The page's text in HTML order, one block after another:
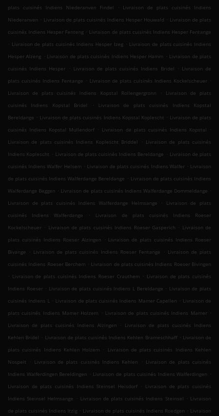
plats cuisinés Indiens Niederanven Findel
. Livraison de plats cuisinés Indiens
Niederanven . Livraison de plats cuisinés Indiens Hesper Houwald . Livraison de plats
cuisinés Indiens Hesper Fenteng . Livraison de plats cuisinés Indiens Hesper Fentange
. Livraison de plats cuisinés Indiens Hesper Izeg . Livraison de plats cuisinés Indiens
Hesper Alzeng . Livraison de plats cuisinés Indiens Hesper Hamm . Livraison de plats
cuisinés Indiens Hesper
. Livraison de plats cuisinés Indiens Bridel . Livraison de
plats cuisinés Indiens Fentange . Livraison de plats cuisinés Indiens Kockelscheuer .
Livraison de plats cuisinés Indiens Kopstal Rollengergronn
.
Livraison de plats
cuisinés Indiens Kopstal Bridel
.
Livraison de plats cuisinés Indiens Kopstal
Bereldange . Livraison de plats cuisinés Indiens Kopstal Koplescht . Livraison de plats
cuisinés Indiens Kopstal Mullendorf . Livraison de plats cuisinés Indiens Kopstal
.
Livraison de plats cuisinés Indiens Koplescht Briddel
. Livraison de plats cuisinés
Indiens Koplescht . Livraison de plats cuisinés Indiens Bereldange . Livraison de plats
cuisinés Indiens Walfer Helsem . Livraison de plats cuisinés Indiens Walfer . Livraison
de plats cuisinés Indiens Walferdange Bereldange . Livraison de plats cuisinés Indiens
Walferdange Beggen . Livraison de plats cuisinés Indiens Walferdange Dommeldange .
Livraison de plats cuisinés Indiens Walferdange Helmsange
.
Livraison de plats
cuisinés Indiens Walferdange
.
Livraison de plats cuisinés Indiens Roeser
Kockelscheuer . Livraison de plats cuisinés Indiens Roeser Gasperich . Livraison de
plats cuisinés Indiens Roeser Alzingen
. Livraison de plats cuisinés Indiens Roeser
Bivange
. Livraison de plats cuisinés Indiens Roeser Fentange . Livraison de plats
cuisinés Indiens Roeser Berchem . Livraison de plats cuisinés Indiens Roeser Bivingen
. Livraison de plats cuisinés Indiens Roeser Crauthem . Livraison de plats cuisinés
Indiens Roeser . Livraison de plats cuisinés Indiens L Bereldange . Livraison de plats
cuisinés Indiens L . Livraison de plats cuisinés Indiens Mamer Capellen . Livraison de
plats cuisinés Indiens Mamer Holzem
. Livraison de plats cuisinés Indiens Mamer .
Livraison de plats cuisinés Indiens Alzingen
. Livraison de plats cuisinés Indiens
Kehlen Bridel . Livraison de plats cuisinés Indiens Kehlen Brameschhaff . Livraison de
plats cuisinés Indiens Kehlen Holzem
. Livraison de plats cuisinés Indiens Kehlen
Nospelt
. Livraison de plats cuisinés Indiens Kehlen . Livraison de plats cuisinés
Indiens Walferdingen Bereldingen . Livraison de plats cuisinés Indiens Walferdingen .
Livraison de plats cuisinés Indiens Steinsel Heisdorf . Livraison de plats cuisinés
Indiens Steinsel Helmsange
. Livraison de plats cuisinés Indiens Steinsel . Livraison
de plats cuisinés Indiens Itzig . Livraison de plats cuisinés Indiens Roedgen . Livraison